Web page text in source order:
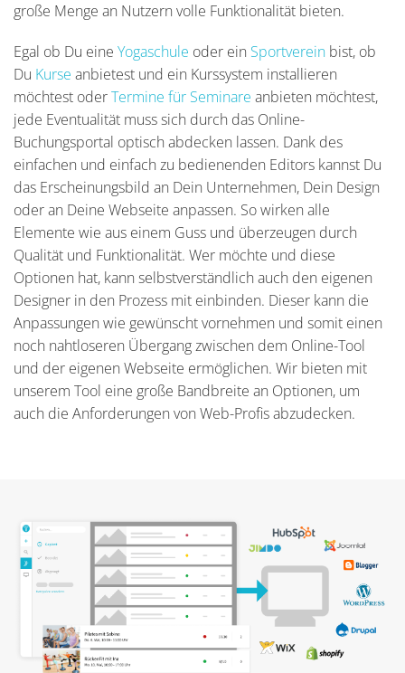
große Menge an Nutzern volle Funktionalität bieten.
Egal ob Du eine Yogaschule oder ein Sportverein bist, ob
Du Kurse anbietest und ein Kurssystem installieren
möchtest oderTermine für Seminare anbieten möchtest,
jede Eventualität muss sich durch das Online-
Buchungsportal optisch abdecken lassen. Dank des
einfachen und einfach zu bedienenden Editors kannst Du
das Erscheinungsbild an Dein Unternehmen, Dein Design
oder an Deine Webseite anpassen. So wirken alle
Elemente wie aus einem Guss und überzeugen durch
Qualität und Funktionalität. Wer möchte und diese
Optionen hat, kann selbstverständlich auch den eigenen
Designer in den Prozess mit einbinden. Dieser kann die
Anpassungen wie gewünscht vornehmen und somit einen
noch nahtloseren Übergang zwischen dem Online-Tool
und der eigenen Webseite ermöglichen. Wir bieten mit
unserem Tool eine große Bandbreite an Optionen, um
auch die Anforderungen von Web-Profis abzudecken.